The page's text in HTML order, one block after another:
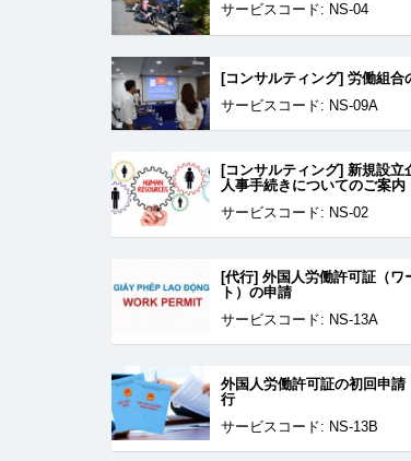
サービスコード: NS-04
[コンサルティング] 労働組合
サービスコード: NS-09A
[コンサルティング] 新規設立
人事手続きについてのご案内
サービスコード: NS-02
[代行] 外国人労働許可証（ワ
ト）の申請
サービスコード: NS-13A
外国人労働許可証の初回申請
行
サービスコード: NS-13B